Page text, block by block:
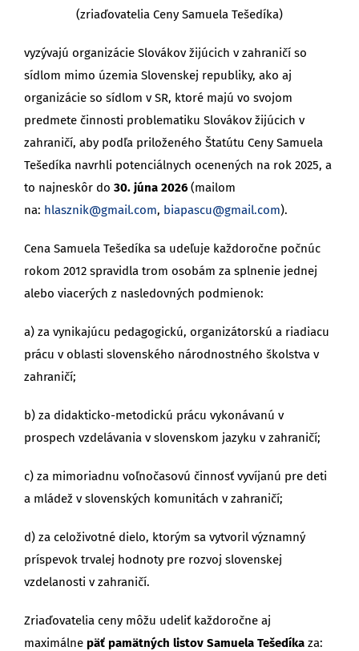
(zriaďovatelia Ceny Samuela Tešedíka)
vyzývajú organizácie Slovákov žijúcich v zahraničí so
sídlom mimo územia Slovenskej republiky, ako aj
organizácie so sídlom v SR, ktoré majú vo svojom
predmete činnosti problematiku Slovákov žijúcich v
zahraničí, aby podľa priloženého Štatútu Ceny Samuela
Tešedíka navrhli potenciálnych ocenených na rok 2025, a
to najneskôr do 30. júna 2026(mailom
na: hlasznik@gmail.com, biapascu@gmail.com).
Cena Samuela Tešedíka sa udeľuje každoročne počnúc
rokom 2012 spravidla trom osobám za splnenie jednej
alebo viacerých z nasledovných podmienok:
a) za vynikajúcu pedagogickú, organizátorskú a riadiacu
prácu v oblasti slovenského národnostného školstva v
zahraničí;
b) za didakticko-metodickú prácu vykonávanú v
prospech vzdelávania v slovenskom jazyku v zahraničí;
c) za mimoriadnu voľnočasovú činnosť vyvíjanú pre deti
a mládež v slovenských komunitách v zahraničí;
d) za celoživotné dielo, ktorým sa vytvoril významný
príspevok trvalej hodnoty pre rozvoj slovenskej
vzdelanosti v zahraničí.
Zriaďovatelia ceny môžu udeliť každoročne aj
maximálne päť pamätných listov Samuela Tešedíkaza: